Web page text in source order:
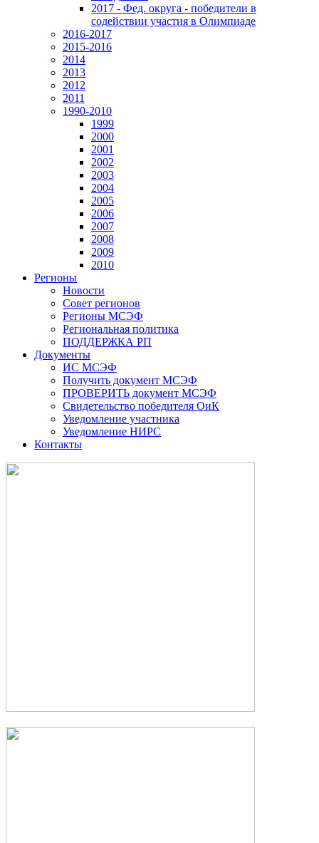
2017 - Фед. округа - победители в
содействии участия в Олимпиаде
2016-2017
2015-2016
2014
2013
2012
2011
1990-2010
1999
2000
2001
2002
2003
2004
2005
2006
2007
2008
2009
2010
Регионы
Новости
Совет регионов
Регионы МСЭФ
Региональная политика
ПОДДЕРЖКА РП
Документы
ИС МСЭФ
Получить документ МСЭФ
ПРОВЕРИТЬ документ МСЭФ
Свидетельство победителя ОиК
Уведомление участника
Уведомление НИРС
Контакты